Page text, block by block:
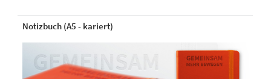
Notizbuch (A5 - kariert)